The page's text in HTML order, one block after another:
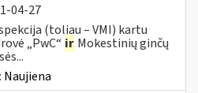
04-27
(toliau – VMI) kartu
„PwC“ ir Mokestinių ginčų
Naujiena